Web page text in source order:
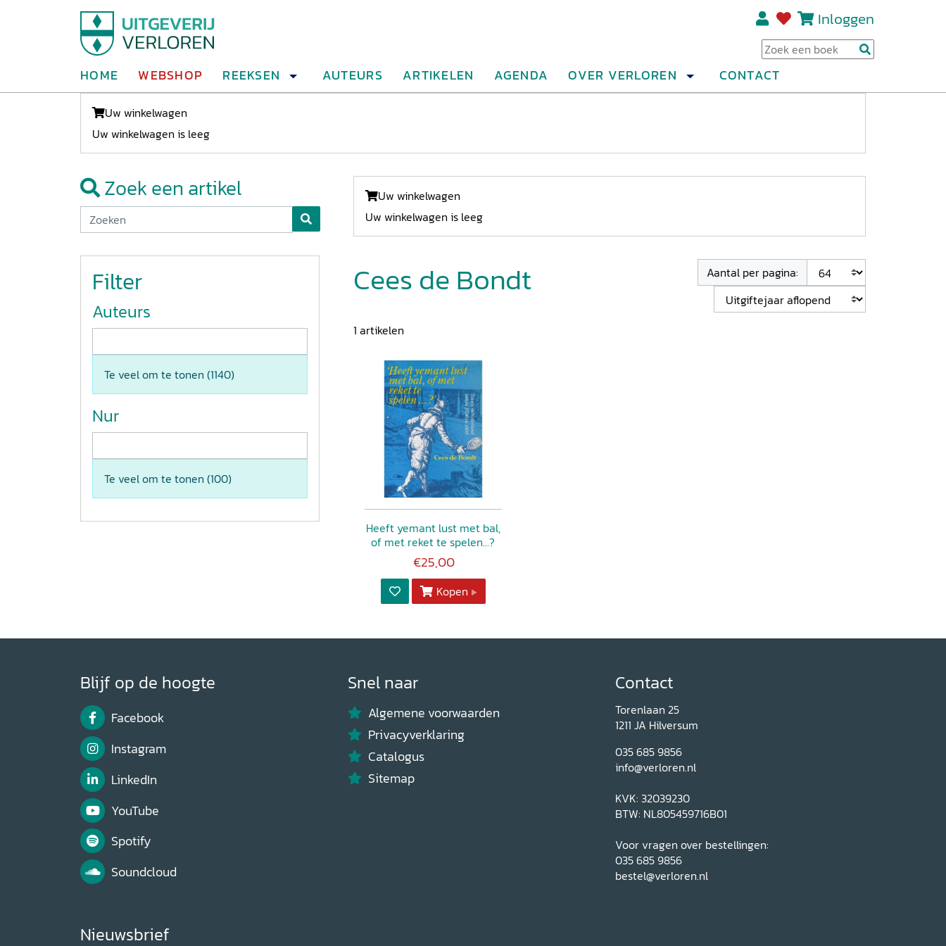
Inloggen
HOME WEBSHOP REEKSEN AUTEURS ARTIKELEN AGENDA OVER VERLOREN CONTACT
Uw winkelwagen
Uw winkelwagen is leeg
Zoek een artikel
Filter
Auteurs
Te veel om te tonen (1140)
Nur
Te veel om te tonen (100)
Uw winkelwagen
Uw winkelwagen is leeg
Cees de Bondt
1 artikelen
Aantal per pagina:
Heeft yemant lust met bal,
of met reket te spelen...?
€25,00
Kopen
Blijf op de hoogte
Facebook
Instagram
LinkedIn
YouTube
Spotify
Soundcloud
Nieuwsbrief
Snel naar
Algemene voorwaarden
Privacyverklaring
Catalogus
Sitemap
Contact
Torenlaan 25
1211 JA Hilversum
035 685 9856
info@verloren.nl
KVK: 32039230
BTW: NL805459716B01
Voor vragen over bestellingen:
035 685 9856
bestel@verloren.nl